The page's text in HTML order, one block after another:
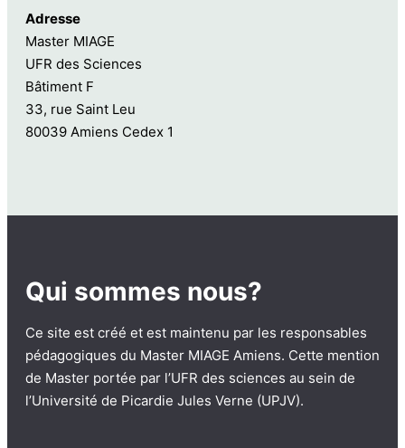
Adresse
Master MIAGE
UFR des Sciences
Bâtiment F
33, rue Saint Leu
80039 Amiens Cedex 1
Qui sommes nous?
Ce site est créé et est maintenu par les responsables
pédagogiques du Master MIAGE Amiens. Cette mention
de Master portée par l’UFR des sciences au sein de
l’Université de Picardie Jules Verne (UPJV).